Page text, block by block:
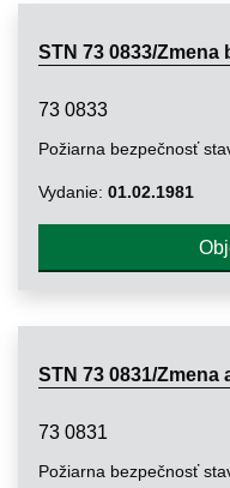
STN 73 0833/Zmena
73 0833
Vydanie: 01.02.1981
STN 73 0831/Zmena
73 0831
Požiarna bezpečnosť